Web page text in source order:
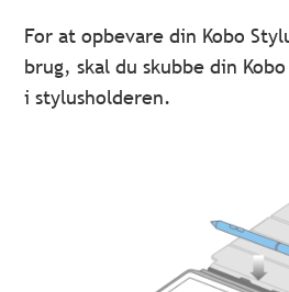
For at opbevare din Kobo
brug, skal du skubbe din
i stylusholderen.